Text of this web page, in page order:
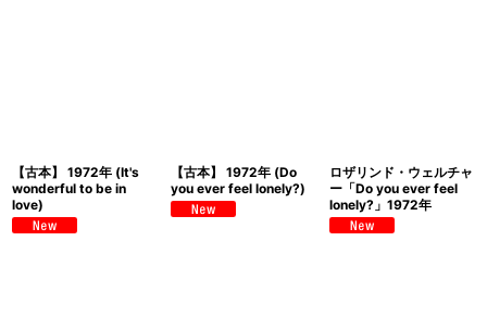
【古本】 1972年 (It's
wonderful to be in
love)
【古本】 1972年 (Do
you ever feel lonely?)
ロザリンド・ウェルチャ
ー「Do you ever feel
lonely?」1972年